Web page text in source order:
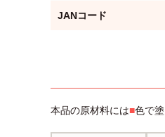
JANコード
本品の原材料には■色で